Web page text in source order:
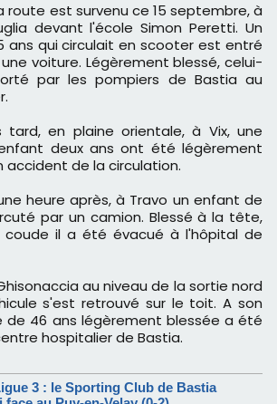
devant l'école Simon Peretti. Un
ans qui circulait en scooter est entré
voiture. Légèrement blessé, celui-
par les pompiers de Bastia au
tard, en plaine orientale, à Vix, une
deux ans ont été légèrement
accident de la circulation.
heure après, à Travo un enfant de
par un camion. Blessé à la tête,
il a été évacué à l'hôpital de
au niveau de la sortie nord
s'est retrouvé sur le toit. A son
de 46 ans légèrement blessée a été
hospitalier de Bastia.
3 : le Sporting Club de Bastia